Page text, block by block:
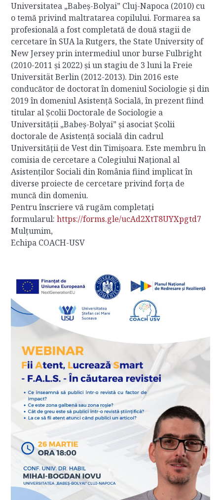
Universitatea „Babeș-Bolyai” Cluj-Napoca (2010) cu
o temă privind maltratarea copilului. Formarea sa
profesională a fost completată de două stagii de
cercetare în SUA la Rutgers, the State University of
New Jersey prin intermediul unor burse Fulbright
(2010-2011 și 2022) și un stagiu de 3 luni la Freie
Universität Berlin (2012-2013). Din 2016 este
conducător de doctorat în domeniul Sociologie și din
2019 în domeniul Asistență Socială, în prezent fiind
titular al Școlii Doctorale de Sociologie a
Universității „Babeș-Bolyai” și asociat Școlii
doctorale de Asistență socială din cadrul
Universității de Vest din Timișoara. Este membru în
comisia de cercetare a Colegiului Național al
Asistenților Sociali din România fiind implicat în
diverse proiecte de cercetare privind forța de
muncă din domeniu.
Pentru înscriere vă rugăm completați
formularul:https://forms.gle/ucAd2XtT8UYXpgtd7
Mulțumim,
Echipa COACH-USV